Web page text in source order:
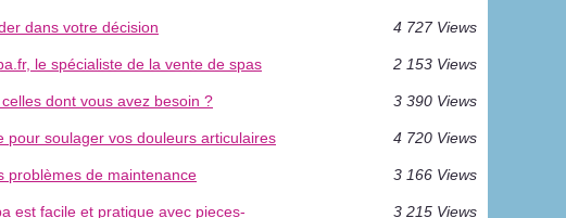
dans votre décision 4 727 Views
le spécialiste de la vente de spas 2 153 Views
dont vous avez besoin ? 3 390 Views
pour soulager vos douleurs articulaires 4 720 Views
problèmes de maintenance 3 166 Views
est facile et pratique avec pieces-
3 215 Views